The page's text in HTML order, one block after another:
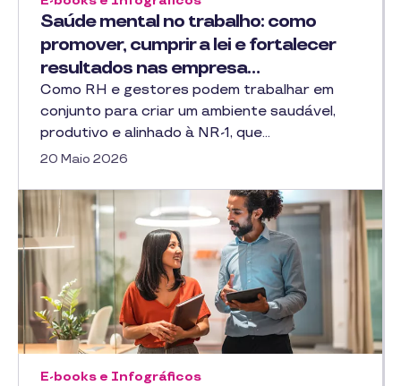
Saúde mental no trabalho: como
promover, cumprir a lei e fortalecer
resultados nas empresa…
Como RH e gestores podem trabalhar em
conjunto para criar um ambiente saudável,
produtivo e alinhado à NR-1, que…
20 Maio 2026
E-books e Infográficos